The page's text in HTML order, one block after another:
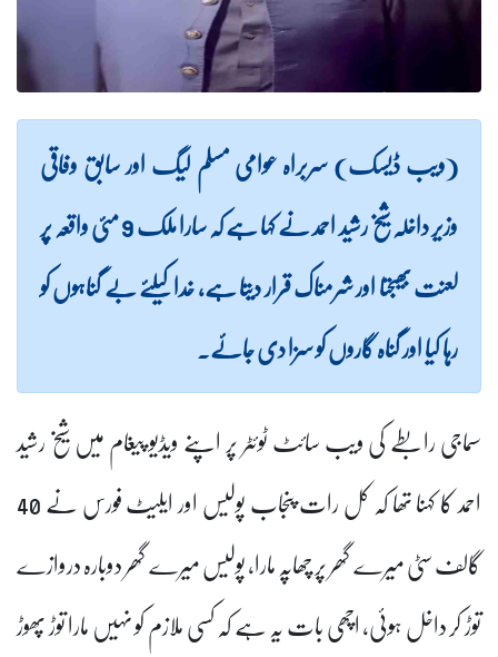
عوامی مسلم لیگ اور سابق وفاقی
وزیر داخلہ شیخ رشید احمد نے کہا ہے کہ سارا ملک 9 مئی واقعہ پر
شرمناک قرار دیتا ہے، خدا کیلئے بے گناہوں کو
گاروں کو سزا دی جائے۔
سائٹ ٹوئٹر پر اپنے ویڈیو پیغام میں شیخ رشید
احمد کا کہنا تھا کہ کل رات پنجاب پولیس اور ایلیٹ فورس نے 40
پر چھاپہ مارا، پولیس میرے گھر دوبارہ دروازے
بات یہ ہے کہ کسی ملازم کو نہیں مارا توڑ پھوڑ